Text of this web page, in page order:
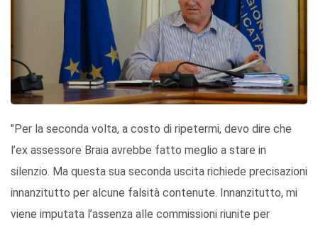
"Per la seconda volta, a costo di ripetermi, devo dire che
l’ex assessore Braia avrebbe fatto meglio a stare in
silenzio. Ma questa sua seconda uscita richiede precisazioni
innanzitutto per alcune falsità contenute. Innanzitutto, mi
viene imputata l’assenza alle commissioni riunite per